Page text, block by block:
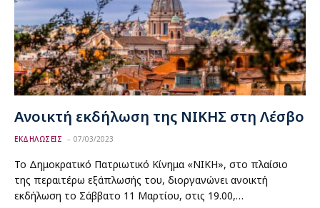
Ανοικτή εκδήλωση της ΝΙΚΗΣ στη Λέσβο
ΕΚΔΗΛΩΣΕΙΣ 07/03/2023
Το Δημοκρατικό Πατριωτικό Κίνημα «ΝΙΚΗ», στο πλαίσιο
της περαιτέρω εξάπλωσής του, διοργανώνει ανοικτή
εκδήλωση το Σάββατο 11 Μαρτίου, στις 19.00,…